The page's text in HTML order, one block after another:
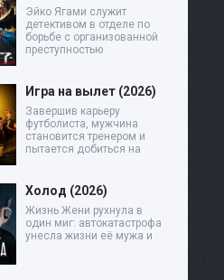
Эйко Ягами служит
детективом в отделе по
борьбе с организованной
преступностью
Игра на вылет (2026)
Завершив карьеру
футболиста, мужчина
становится тренером и
пытается добиться на
Холод (2026)
Жизнь Жени рухнула в
один миг: автокатастрофа
унесла жизни её мужа и